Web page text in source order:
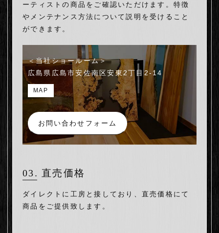
ーティストの商品をご確認いただけます。特徴
やメンテナンス方法について説明を受けること
ができます。
＜当社ショールーム＞
広島県広島市安佐南区安東2丁目2-14
MAP
お問い合わせフォーム
03. 直売価格
ダイレクトに工房と接しており、直売価格にて
商品をご提供致します。